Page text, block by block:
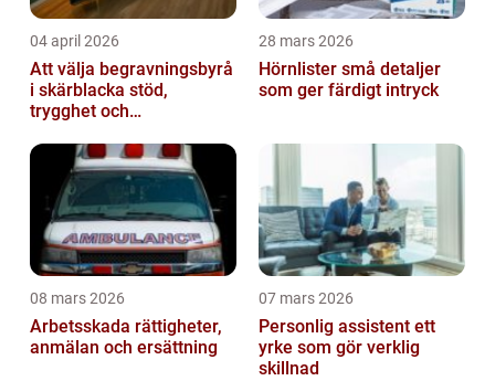
04 april 2026
Att välja begravningsbyrå
i skärblacka stöd,
trygghet och
28 mars 2026
Hörnlister små detaljer
som ger färdigt intryck
08 mars 2026
Arbetsskada rättigheter,
anmälan och ersättning
07 mars 2026
Personlig assistent ett
yrke som gör verklig
skillnad